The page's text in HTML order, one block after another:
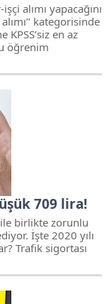
alımı yapacağını
kategorisinde
en az
öğrenim
709 lira!
birlikte zorunlu
İşte 2020 yılı
Trafik sigortası